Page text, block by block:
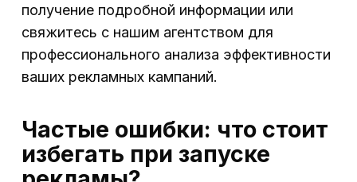
получение подробной информации или
свяжитесь с нашим агентством для
профессионального анализа эффективности
ваших рекламных кампаний.
Частые ошибки: что стоит
избегать при запуске